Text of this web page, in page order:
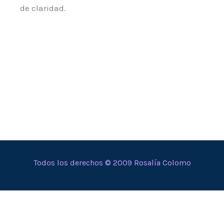
de claridad.
Todos los derechos © 2009 Rosalía Colomo